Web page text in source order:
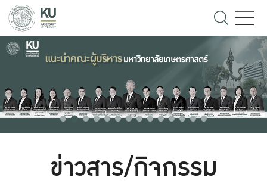
ข่าวสาร/กิจกรรม